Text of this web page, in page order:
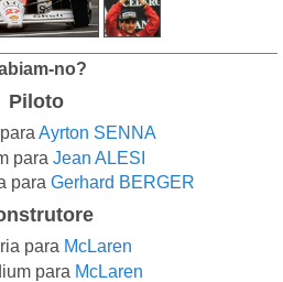
no?
Piloto
Ayrton SENNA
para Jean ALESI
para Gerhard BERGER
para McLaren
para McLaren